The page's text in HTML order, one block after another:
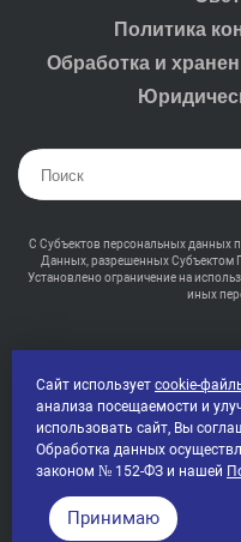
Политика
Обработка и
С Субъектов персональных данных
Данных, разрешенных Субъектом
Установлено ограничение на
иных
2000-2026 © Промсвет -
Все
Сайт использует cookie-
анализа посещаемости и
использовать сайт, Вы
Обработка данных
законом № 152-ФЗ и нашей
Принимаю